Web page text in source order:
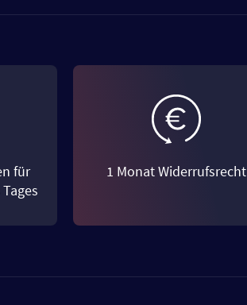
für
1 Monat Widerrufsrecht